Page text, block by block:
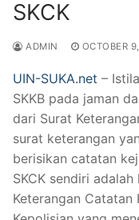
SKCK
ADMIN OCTOBER
UIN-SUKA.net –
SKKB pada jaman
dari Surat
surat keterangan
berisikan catatan
SKCK sendiri
Keterangan Catatan